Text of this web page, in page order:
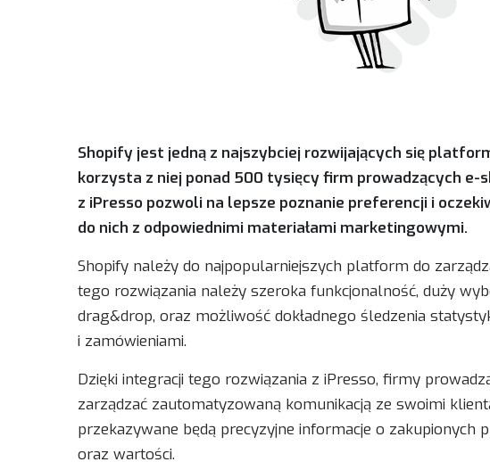
Shopify jest jedną z najszybciej rozwijających się
korzysta z niej ponad 500 tysięcy firm prowadzących e-
z iPresso pozwoli na lepsze poznanie preferencji i
do nich z odpowiednimi materiałami marketingowymi.
Shopify należy do najpopularniejszych platform do
tego rozwiązania należy szeroka funkcjonalność, duży
drag&drop, oraz możliwość dokładnego śledzenia
i zamówieniami.
Dzięki integracji tego rozwiązania z iPresso, firmy
zarządzać zautomatyzowaną komunikacją ze swoimi
przekazywane będą precyzyjne informacje o zakupionych
oraz wartości.